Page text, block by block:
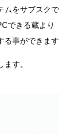
をサブスクで
できる蔵より
事ができます
す。